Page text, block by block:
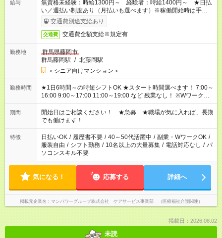
給与
無資格未経験：時給1300円～ 経験者：時給1400円～ ★日払
い／週払い制度あり（月払いも選べます）※稼働開始時は手続き
完了次第のお支払いとなります。
交通費別途支給あり
交通費 交通費全額支給※規定有
勤務地
群馬県藤岡市
群馬藤岡駅 / 北藤岡駅
＜シニア向けマンション＞
勤務時間
★1日6時間～の時短シフトOK ★スタート時間選べます！ 7:00～
16:00 9:00～17:00 11:00～19:00 など 残業なし！ ※Wワークの
場合、他のお仕事と合わせ週40時間超の就業はご案内できませ
ん ※法令に基づき、週20時間以上勤務は社会保険への加入対象
となります ※労働者派遣法（日雇い派遣の原則禁止）により、
短時間・短期間の就業はご案内が難しい場合があります
期間
開始日はご相談ください！ ★急募 ★職場が気に入れば、長期
でも働けます！
特徴 日払いOK / 履歴書不要 / 40～50代活躍中 / 副業・WワークOK /
服装自由 / シフト勤務 / 10名以上の大量募集 / 電話対応なし / パ
ソコンスキル不要
気になる！ 応募する 詳細へ
掲載元企業名 マンパワーグループ株式会社 ケアサービス事業部 （医療福祉介護関連）
掲載日：2026.08.02
未読